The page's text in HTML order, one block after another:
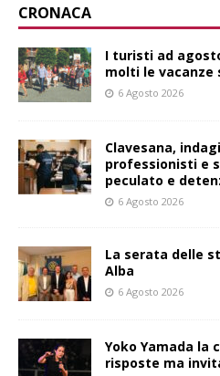
CRONACA
I turisti ad
molti le vacanze
6 Agosto 2026
Clavesana,
professionisti e
peculato e
6 Agosto 2026
La serata delle
Alba
6 Agosto 2026
Yoko Yamada la
risposte ma